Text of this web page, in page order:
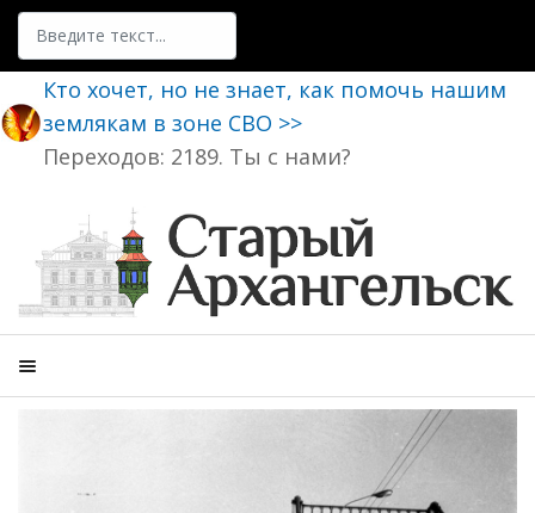
Поиск
Кто хочет, но не знает, как помочь нашим
землякам в зоне СВО >>
Переходов: 2189. Ты с нами?